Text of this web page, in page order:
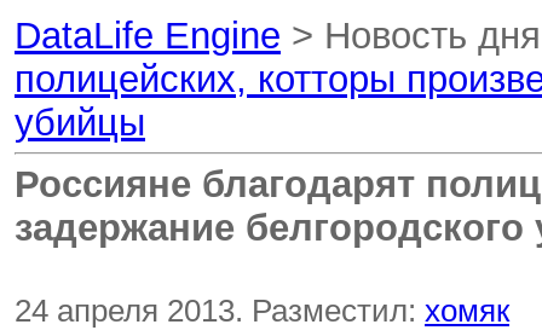
DataLife Engine > Новость
полицейских, котторы
убийцы
Россияне благодарят
задержание
24 апреля 2013. Разместил: хомяк